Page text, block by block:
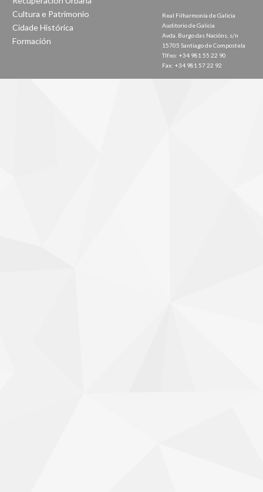
Cultura e Patrimonio
Cidade Histórica
Formación
Real Filharmonía de Galicia
Auditorio de Galicia
Avda. Burgo das Nacións, s/n
15705 Santiago de Compostela
Tlfno: +34 981 55 22 90
Fax: +34 981 57 22 92